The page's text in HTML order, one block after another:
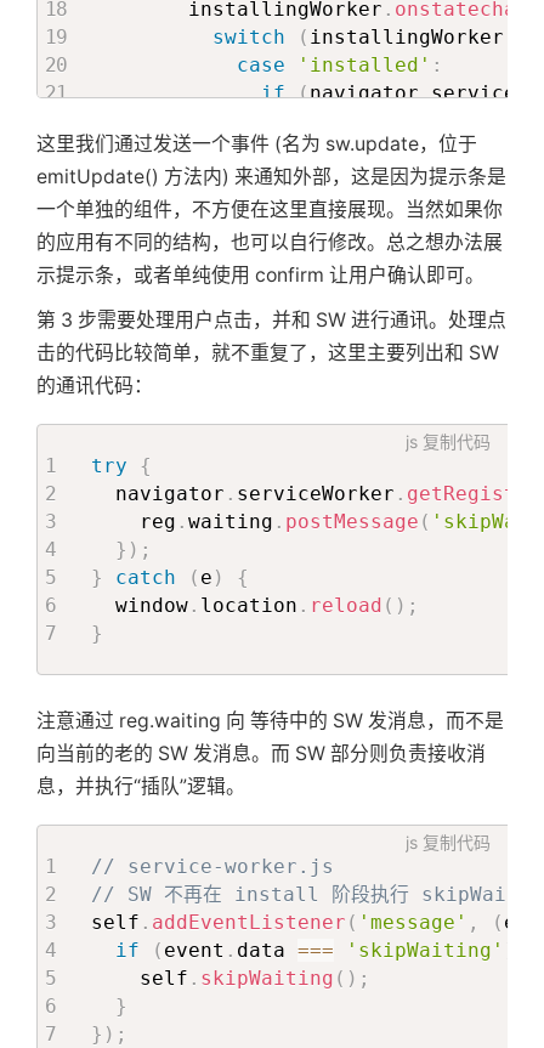
        installingWorker
.
switch
( installingWorker
case
'installed' :
if (navigator.
}
break;
}
};
} ;
})
.catch (function(e ) {
      console
.error ('Error during
}
这里我们通过发送一个事件 (名为 sw.update，位于
emitUpdate() 方法内) 来通知外部，这是因为提示条是
一个单独的组件，不方便在这里直接展现。当然如果你
的应用有不同的结构，也可以自行修改。总之想办法展
示提示条，或者单纯使用 confirm 让用户确认即可。
第 3 步需要处理用户点击，并和 SW 进行通讯。处理点
击的代码比较简单，就不重复了，这里主要列出和 SW
的通讯代码：
js 复制代码
try
{
  navigator
. serviceWorker .
    reg
.waiting . postMessage (
} ) ;
}
catch ( e )
{
  window
. location . reload ( ) ;
}
注意通过 reg.waiting 向 等待中的 SW 发消息，而不是
向当前的老的 SW 发消息。而 SW 部分则负责接收消
息，并执行“插队”逻辑。
js 复制代码
// service-worker.js
// SW 不再在 install 阶段执行
self . addEventListener ( 'message' , (
if
( event . data === 'skipWaiting'
    self
. skipWaiting ( ) ;
}
} ) ;